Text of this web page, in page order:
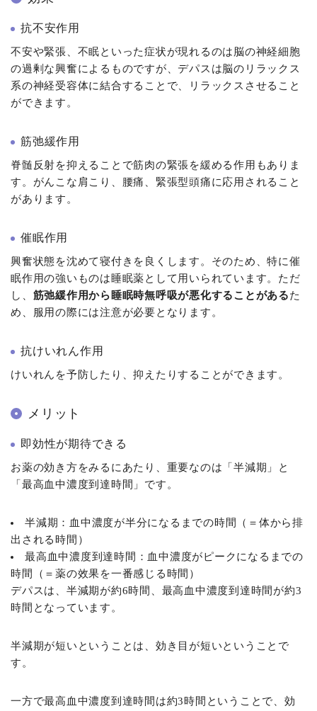
抗不安作用
不安や緊張、不眠といった症状が現れるのは脳の神経細胞
の過剰な興奮によるものですが、デパスは脳のリラックス
系の神経受容体に結合することで、リラックスさせること
ができます。
筋弛緩作用
脊髄反射を抑えることで筋肉の緊張を緩める作用もありま
す。がんこな肩こり、腰痛、緊張型頭痛に応用されること
があります。
催眠作用
興奮状態を沈めて寝付きを良くします。そのため、特に催
眠作用の強いものは睡眠薬として用いられています。ただ
し、 筋弛緩作用から睡眠時無呼吸が悪化することがあるた
め、服用の際には注意が必要となります。
抗けいれん作用
けいれんを予防したり、抑えたりすることができます。
メリット
即効性が期待できる
お薬の効き方をみるにあたり、重要なのは「半減期」と
「最高血中濃度到達時間」です。
半減期：血中濃度が半分になるまでの時間（＝体から排
出される時間）
最高血中濃度到達時間：血中濃度がピークになるまでの
時間（＝薬の效果を一番感じる時間）
デパスは、半減期が約6時間、最高血中濃度到達時間が約3
時間となっています。
半減期が短いということは、効き目が短いということで
す。
一方で最高血中濃度到達時間は約3時間ということで、効